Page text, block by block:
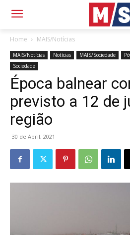
Home MAIS/Notícias
MAIS/Notícias Notícias MAIS/Sociedade
Sociedade
Época balnear
previsto a 12 de
região
30 de Abril, 2021